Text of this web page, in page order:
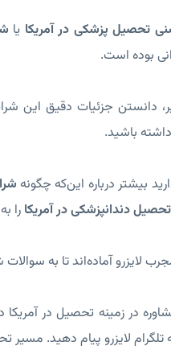
تحصیل پزشکی در آمریکا یا
بوده است.
دانستن جزئیات دقیق این
باشید.
بیشتر درباره این‌که چگونه
دندانپزشکی در آمریکا را
لایزرو آماده‌اند تا به
مشاوره در زمینه تحصیل در
لایزرو پیام دهید. مسیر